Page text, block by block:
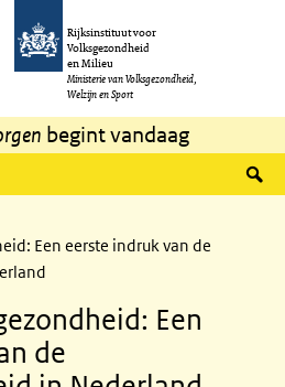
gaan
Rijksinstituut voor
Volksgezondheid
en Milieu
Ministerie van Volksgezondheid,
Welzijn en Sport
begint vandaag
Een eerste indruk van de
Een
de